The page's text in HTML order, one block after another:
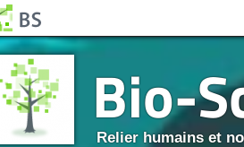
Bio-
Relier humains et